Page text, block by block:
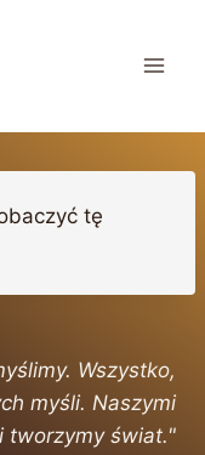
tę
Wszystko,
myśli. Naszymi
tworzymy świat."